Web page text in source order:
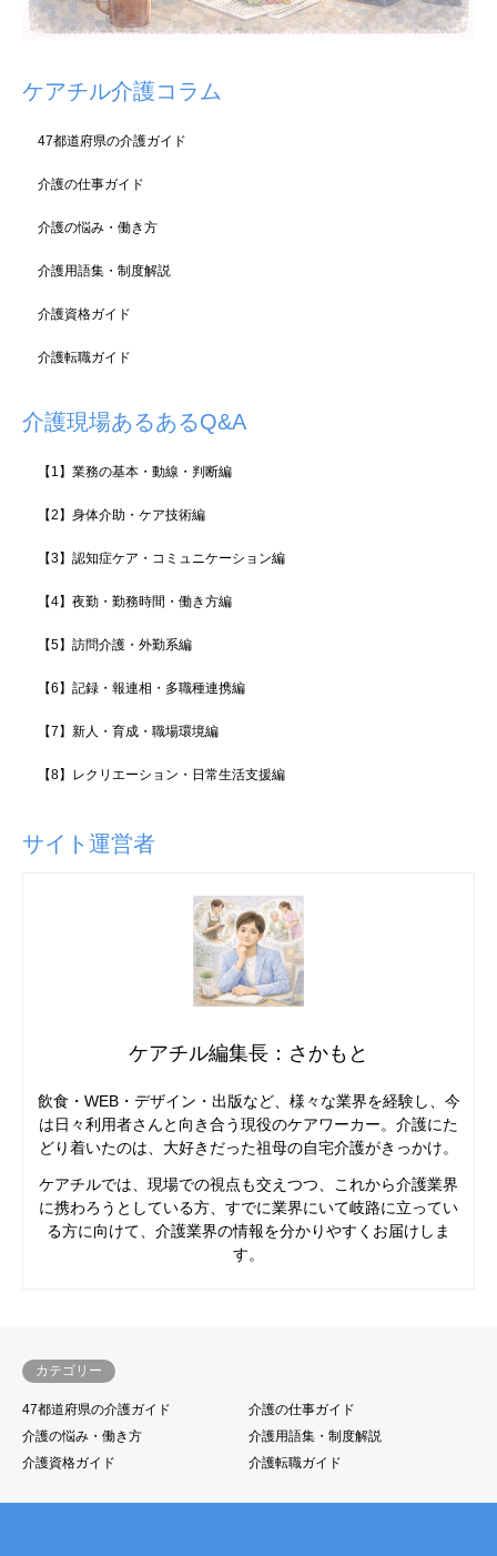
ケアチル介護コラム
47都道府県の介護ガイド
介護の仕事ガイド
介護の悩み・働き方
介護用語集・制度解説
介護資格ガイド
介護転職ガイド
介護現場あるあるQ&A
【1】業務の基本・動線・判断編
【2】身体介助・ケア技術編
【3】認知症ケア・コミュニケーション編
【4】夜勤・勤務時間・働き方編
【5】訪問介護・外勤系編
【6】記録・報連相・多職種連携編
【7】新人・育成・職場環境編
【8】レクリエーション・日常生活支援編
サイト運営者
ケアチル編集長：さかもと
飲食・WEB・デザイン・出版など、様々な業界を経験し、今
は日々利用者さんと向き合う現役のケアワーカー。介護にた
どり着いたのは、大好きだった祖母の自宅介護がきっかけ。
ケアチルでは、現場での視点も交えつつ、これから介護業界
に携わろうとしている方、すでに業界にいて岐路に立ってい
る方に向けて、介護業界の情報を分かりやすくお届けしま
す。
カテゴリー
47都道府県の介護ガイド
介護の仕事ガイド
介護の悩み・働き方
介護用語集・制度解説
介護資格ガイド
介護転職ガイド